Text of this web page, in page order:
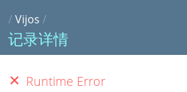
/Vijos /
记录详情
Runtime Error